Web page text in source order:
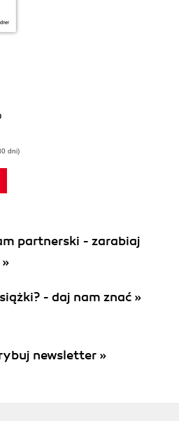
dni)
partnerski - zarabiaj
- daj nam znać »
newsletter »